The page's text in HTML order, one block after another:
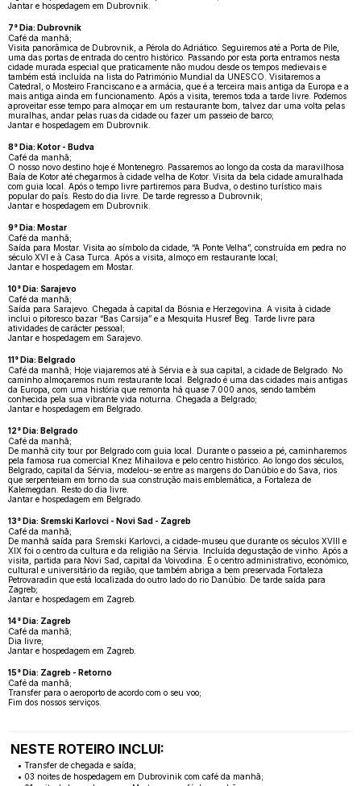
NESTE ROTEIRO INCLUI:
• Transfer de chegada e saída;
• 03 noites de hospedagem em Dubrovinik com café da manhã;
Jantar e hospedagem em Dubrovnik.
7° Dia: Dubrovnik
Café da manhã;
Visita panorâmica de Dubrovnik, a Pérola do Adriático. Seguiremos até a Porta de Pile,
uma das portas de entrada do centro histórico. Passando por esta porta entramos nesta
cidade murada especial que praticamente não mudou desde os tempos medievais e
também está incluída na lista do Património Mundial da UNESCO. Visitaremos a
Catedral, o Mosteiro Franciscano e a armácia, que é a terceira mais antiga da Europa e a
mais antiga ainda em funcionamento. Após a visita, teremos toda a tarde livre. Podemos
aproveitar esse tempo para almoçar em um restaurante bom, talvez dar uma volta pelas
muralhas, andar pelas ruas da cidade ou fazer um passeio de barco;
Jantar e hospedagem em Dubrovnik.
8° Dia: Kotor - Budva
Café da manhã;
O nosso novo destino hoje é Montenegro. Passaremos ao longo da costa da maravilhosa
Baía de Kotor até chegarmos à cidade velha de Kotor. Visita da bela cidade amuralhada
com guia local. Após o tempo livre partiremos para Budva, o destino turístico mais
popular do país. Resto do dia livre. De tarde regresso a Dubrovnik;
Jantar e hospedagem em Dubrovnik.
9° Dia: Mostar
Café da manhã;
Saída para Mostar. Visita ao símbolo da cidade, “A Ponte Velha”, construída em pedra no
século XVI e à Casa Turca. Após a visita, almoço em restaurante local;
Jantar e hospedagem em Mostar.
10° Dia: Sarajevo
Café da manhã;
Saída para Sarajevo. Chegada à capital da Bósnia e Herzegovina. A visita à cidade
inclui o pitoresco bazar “Bas Carsija” e a Mesquita Husref Beg. Tarde livre para
atividades de carácter pessoal;
Jantar e hospedagem em Sarajevo.
11° Dia: Belgrado
Café da manhã; Hoje viajaremos até à Sérvia e à sua capital, a cidade de Belgrado. No
caminho almoçaremos num restaurante local. Belgrado é uma das cidades mais antigas
da Europa, com uma história que remonta há quase 7.000 anos, sendo também
conhecida pela sua vibrante vida noturna. Chegada a Belgrado;
Jantar e hospedagem em Belgrado.
12° Dia: Belgrado
Café da manhã;
De manhã city tour por Belgrado com guia local. Durante o passeio a pé, caminharemos
pela famosa rua comercial Knez Mihailova e pelo centro histórico. Ao longo dos séculos,
Belgrado, capital da Sérvia, modelou-se entre as margens do Danúbio e do Sava, rios
que serpenteiam em torno da sua construção mais emblemática, a Fortaleza de
Kalemegdan. Resto do dia livre.
Jantar e hospedagem em Belgrado.
13° Dia: Sremski Karlovci - Novi Sad - Zagreb
Café da manhã;
De manhã saída para Sremski Karlovci, a cidade-museu que durante os séculos XVIII e
XIX foi o centro da cultura e da religião na Sérvia. Incluída degustação de vinho. Após a
visita, partida para Novi Sad, capital da Voivodina. É o centro administrativo, económico,
cultural e universitário da região, que também abriga a bem preservada Fortaleza
Petrovaradin que está localizada do outro lado do rio Danúbio. De tarde saída para
Zagreb;
Jantar e hospedagem em Zagreb.
14° Dia: Zagreb
Café da manhã;
Dia livre;
Jantar e hospedagem em Zagreb.
15° Dia: Zagreb - Retorno
Café da manhã;
Transfer para o aeroporto de acordo com o seu voo;
Fim dos nossos serviços.